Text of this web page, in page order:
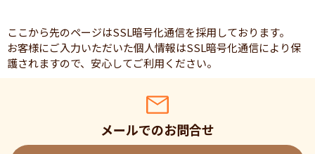
ここから先のページはSSL暗号化通信を採用しております。
お客様にご入力いただいた個人情報はSSL暗号化通信により保
護されますので、安心してご利用ください。
メールでのお問合せ